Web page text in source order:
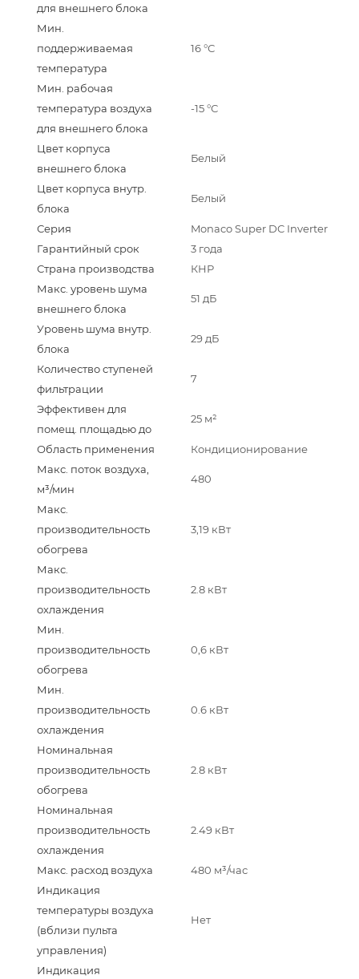
для внешнего блока
Мин.
поддерживаемая
температура
16 °С
Мин. рабочая
температура воздуха
для внешнего блока
-15 °С
Цвет корпуса
внешнего блока
Белый
Цвет корпуса внутр.
блока
Белый
Серия
Monaco Super DC Inverter
Гарантийный срок
3 года
Страна производства
КНР
Макс. уровень шума
внешнего блока
51 дБ
Уровень шума внутр.
блока
29 дБ
Количество ступеней
фильтрации
7
Эффективен для
помещ. площадью до
25 м²
Область применения
Кондиционирование
Макс. поток воздуха,
м³/мин
480
Макс.
производительность
обогрева
3,19 кВт
Макс.
производительность
охлаждения
2.8 кВт
Мин.
производительность
обогрева
0,6 кВт
Мин.
производительность
охлаждения
0.6 кВт
Номинальная
производительность
обогрева
2.8 кВт
Номинальная
производительность
охлаждения
2.49 кВт
Макс. расход воздуха
480 м³/час
Индикация
температуры воздуха
(вблизи пульта
управления)
Нет
Индикация